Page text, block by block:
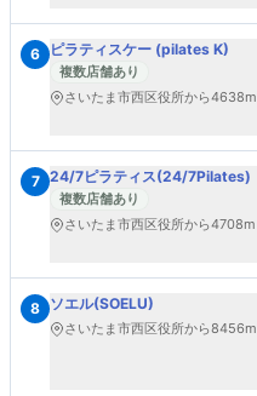
6 ピラティスケー (pilates K)
複数店舗あり
さいたま市西区役所から4638m
7 24/7ピラティス(24/7Pilates)
複数店舗あり
さいたま市西区役所から4708m
8 ソエル(SOELU)
さいたま市西区役所から8456m